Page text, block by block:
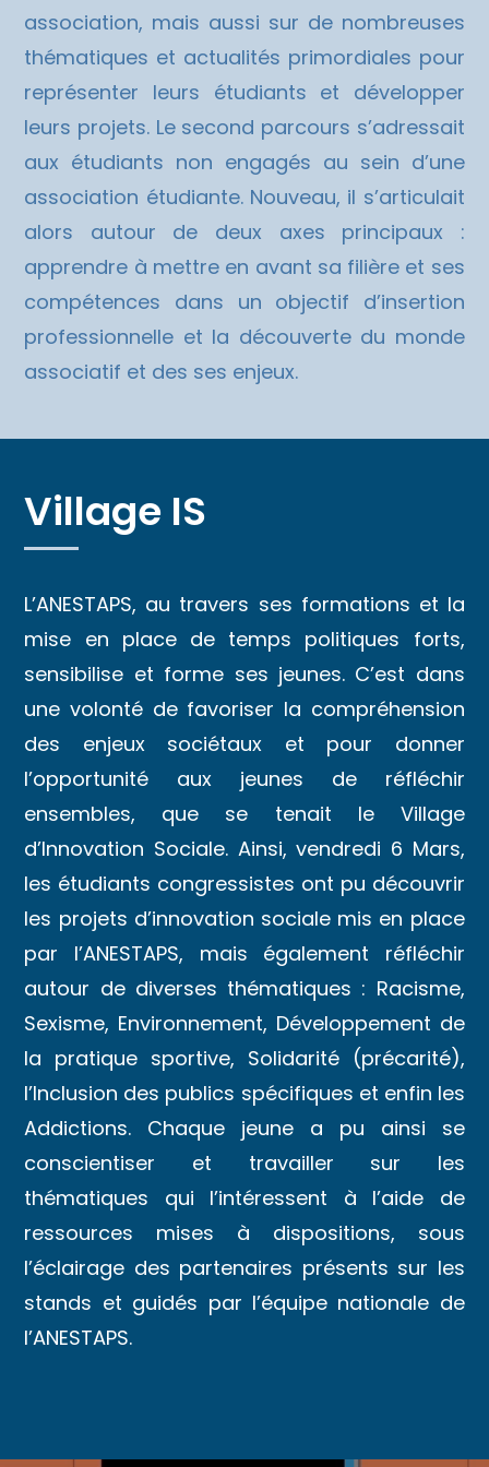
association, mais aussi sur de nombreuses
thématiques et actualités primordiales pour
représenter leurs étudiants et développer
leurs projets. Le second parcours s’adressait
aux étudiants non engagés au sein d’une
association étudiante. Nouveau, il s’articulait
alors autour de deux axes principaux :
apprendre à mettre en avant sa filière et ses
compétences dans un objectif d’insertion
professionnelle et la découverte du monde
associatif et des ses enjeux.
Village IS
L’ANESTAPS, au travers ses formations et la
mise en place de temps politiques forts,
sensibilise et forme ses jeunes. C’est dans
une volonté de favoriser la compréhension
des enjeux sociétaux et pour donner
l’opportunité aux jeunes de réfléchir
ensembles, que se tenait le Village
d’Innovation Sociale. Ainsi, vendredi 6 Mars,
les étudiants congressistes ont pu découvrir
les projets d’innovation sociale mis en place
par l’ANESTAPS, mais également réfléchir
autour de diverses thématiques : Racisme,
Sexisme, Environnement, Développement de
la pratique sportive, Solidarité (précarité),
l’Inclusion des publics spécifiques et enfin les
Addictions. Chaque jeune a pu ainsi se
conscientiser et travailler sur les
thématiques qui l’intéressent à l’aide de
ressources mises à dispositions, sous
l’éclairage des partenaires présents sur les
stands et guidés par l’équipe nationale de
l’ANESTAPS.